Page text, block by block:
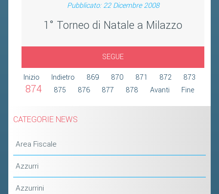
Pubblicato: 22 Dicembre 2008
1° Torneo di Natale a Milazzo
SEGUE
Inizio
Indietro 869 870 871 872 873
874 875 876 877 878 Avanti Fine
CATEGORIE NEWS
Area Fiscale
Azzurri
Azzurrini